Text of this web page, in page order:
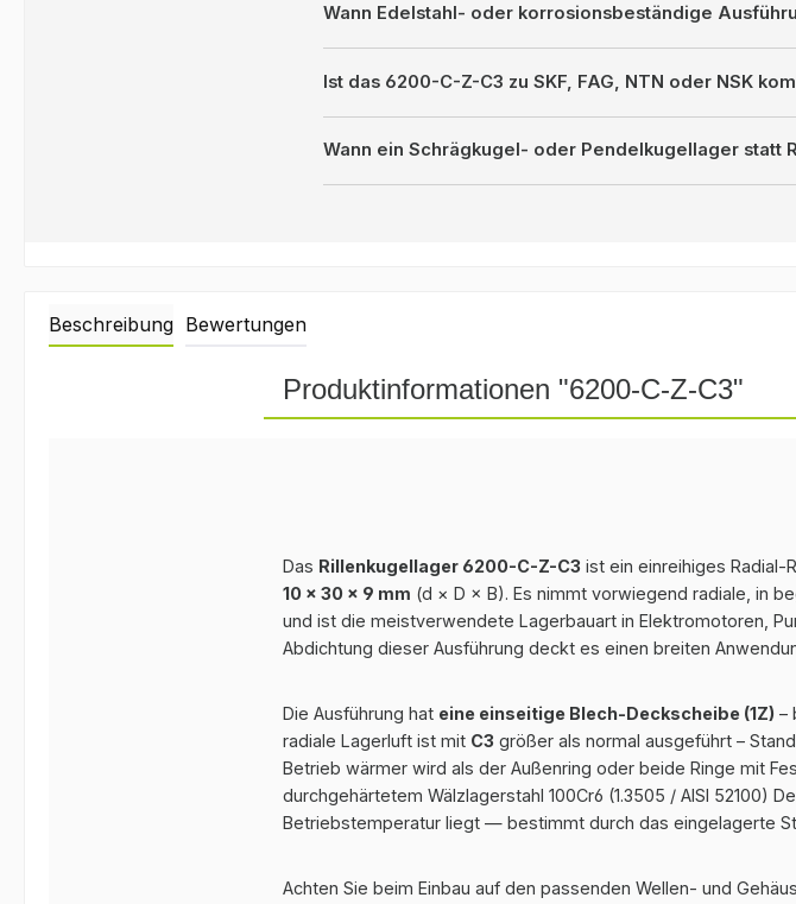
Wann Edelstahl- oder korrosionsbeständige
Ist das 6200-C-Z-C3 zu SKF, FAG, NTN oder NSK
Wann ein Schrägkugel- oder Pendelkugellager statt
Beschreibung Bewertungen
Produktinformationen "6200-C-Z-C3"
Das Rillenkugellager 6200-C-Z-C3 ist ein einreihiges Radial-
10 × 30 × 9 mm (d × D × B). Es nimmt vorwiegend radiale, in
und ist die meistverwendete Lagerbauart in Elektromotoren,
Abdichtung dieser Ausführung deckt es einen breiten
Die Ausführung hat eine einseitige Blech-Deckscheibe (1Z) –
radiale Lagerluft ist mit C3 größer als normal ausgeführt –
Betrieb wärmer wird als der Außenring oder beide Ringe mit
durchgehärtetem Wälzlagerstahl 100Cr6 (1.3505 / AISI 52100)
Betriebstemperatur liegt — bestimmt durch das eingelagerte
Achten Sie beim Einbau auf den passenden Wellen- und